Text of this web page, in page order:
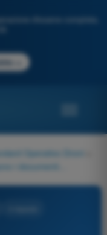
d'esame completa,
Operativo Droni